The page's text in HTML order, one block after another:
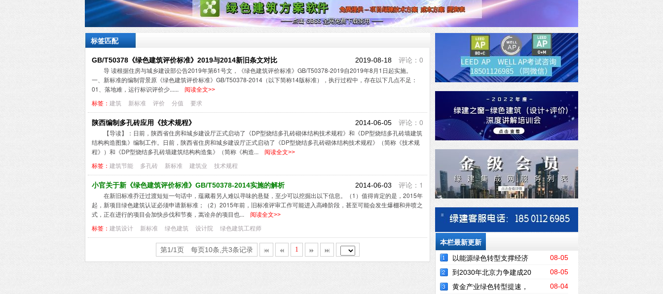
标签匹配
2019-08-18 评论：0
GB/T50378《绿色建筑评价标准》2019与2014新旧条文对比
导 读根据住房与城乡建设部公告2019年第61号文，《绿色建筑评价标准》GB/T50378-2019自2019年8月1日起实施。
一、新标准的编制背景原《绿色建筑评价标准》GB/T50378-2014（以下简称14版标准），执行过程中，存在以下几点不足：
01、落地难，运行标识评价少......
阅读全文>>
标签： 建筑 新标准 评价 分值 要求
2014-06-05 评论：0
陕西编制多孔砖应用《技术规程》
【导读】：日前，陕西省住房和城乡建设厅正式启动了《DP型烧结多孔砖砌体结构技术规程》和《DP型烧结多孔砖墙建筑
结构构造图集》编制工作。日前，陕西省住房和城乡建设厅正式启动了《DP型烧结多孔砖砌体结构技术规程》（简称《技术规
程》）和《DP型烧结多孔砖墙建筑结构构造集》（简称《构造...
阅读全文>>
标签： 建筑节能 多孔砖 新标准 建筑业 技术规程
2014-06-03 评论：1
小官关于新《绿色建筑评价标准》GB/T50378-2014实施的解析
在新旧标准乔迁过渡短短一句话中，蕴藏着另人难以寻味的悬疑，至少可以挖掘出以下信息。（1）值得肯定的是，2015年
起，新项目绿色建筑认证必须申请新标准；（2）2015年前，旧标准评审工作可能进入高峰阶段，甚至可能会发生爆棚和井喷之
式，正在进行的项目会加快步伐和节奏，嵩诠弁的项目也...
阅读全文>>
标签： 建筑设计 新标准 绿色建筑 设计院 绿色建筑工程师
第1/1页 每页10条,共3条记录 1
本栏最新更新
08-05
以能源绿色转型支撑经济
社会发展全面绿色转型
08-05
到2030年北京力争建成20
个市级零碳园区
08-04
黄金产业绿色转型提速，